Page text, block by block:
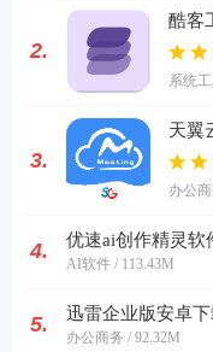
2.
酷客
系统
3.
天翼
办公
4. 优速ai创作精灵软
AI软件 / 113.43M
5. 迅雷企业版安卓
办公商务 / 92.32M